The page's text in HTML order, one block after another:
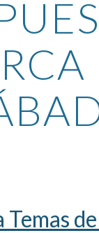
Temas